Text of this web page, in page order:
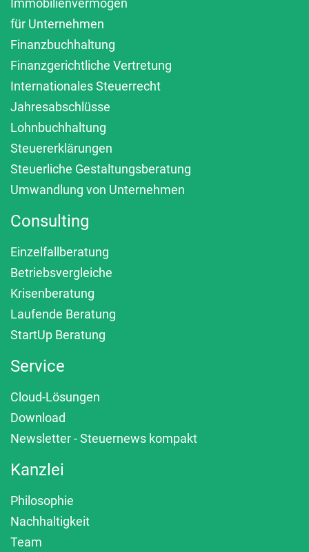
Immobilienvermögen
für Unternehmen
Finanzbuchhaltung
Finanzgerichtliche Vertretung
Internationales Steuerrecht
Jahresabschlüsse
Lohnbuchhaltung
Steuererklärungen
Steuerliche Gestaltungsberatung
Umwandlung von Unternehmen
Consulting
Einzelfallberatung
Betriebsvergleiche
Krisenberatung
Laufende Beratung
StartUp Beratung
Service
Cloud-Lösungen
Download
Newsletter - Steuernews kompakt
Kanzlei
Philosophie
Nachhaltigkeit
Team